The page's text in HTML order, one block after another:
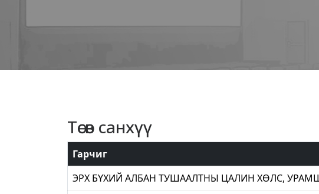
Төсөв санхүү
Гарчиг
ЭРХ БҮХИЙ АЛБАН ТУШААЛТНЫ ЦАЛИН ХӨЛС,